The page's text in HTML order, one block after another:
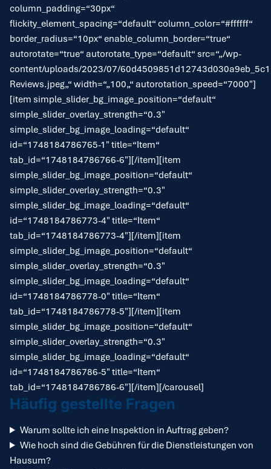
column_padding=“30px“
flickity_element_spacing=“default“ column_color=“#ffffff“
border_radius=“10px“ enable_column_border=“true“
autorotate=“true“ autorotate_type=“default“ src=“„/wp-
content/uploads/2023/07/
Reviews.jpeg„“ width=“„100„“ autorotation_speed=“7000″]
[item simple_slider_bg_image_position=“default“
simple_slider_overlay_strength=“0.3″
simple_slider_bg_image_loading=“default“
id=“1748184786765-1″ title=“Item“
tab_id=“1748184786766-6″][/item][item
simple_slider_bg_image_position=“default“
simple_slider_overlay_strength=“0.3″
simple_slider_bg_image_loading=“default“
id=“1748184786773-4″ title=“Item“
tab_id=“1748184786773-4″][/item][item
simple_slider_bg_image_position=“default“
simple_slider_overlay_strength=“0.3″
simple_slider_bg_image_loading=“default“
id=“1748184786778-0″ title=“Item“
tab_id=“1748184786778-5″][/item][item
simple_slider_bg_image_position=“default“
simple_slider_overlay_strength=“0.3″
simple_slider_bg_image_loading=“default“
id=“1748184786786-5″ title=“Item“
tab_id=“1748184786786-6″][/item][/carousel]
Häufig gestellte Fragen
Warum sollte ich eine Inspektion in Auftrag geben?
Wie hoch sind die Gebühren für die Dienstleistungen von
Hausum?